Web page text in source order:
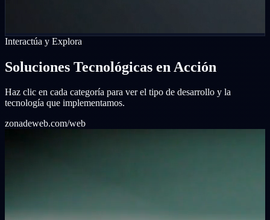
Interactúa y Explora
Soluciones Tecnológicas en Acción
Haz clic en cada categoría para ver el tipo de desarrollo y la
tecnología que implementamos.
zonadeweb.com/web